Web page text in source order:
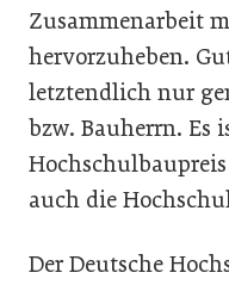
Zusammenarbeit
hervorzuheben.
letztendlich nur
bzw. Bauherrn. Es
auch die
Der Deutsche